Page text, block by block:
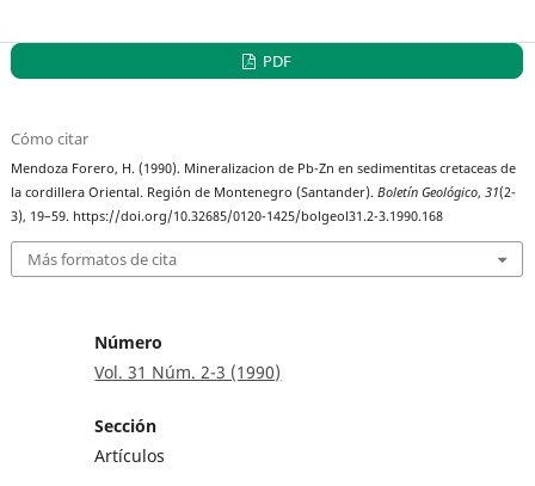
PDF
Cómo citar
Mendoza Forero, H. (1990). Mineralizacion de Pb-Zn en sedimentitas cretaceas de
la cordillera Oriental. Región de Montenegro (Santander).Boletín Geológico,31(2-
3), 19–59. https://doi.org/10.32685/0120-1425/bolgeol31.2-3.1990.168
Más formatos de cita
Número
Vol. 31 Núm. 2-3 (1990)
Sección
Artículos